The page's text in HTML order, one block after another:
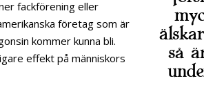
så
fackförening eller
företag som är
kommer kunna bli.
effekt på människors